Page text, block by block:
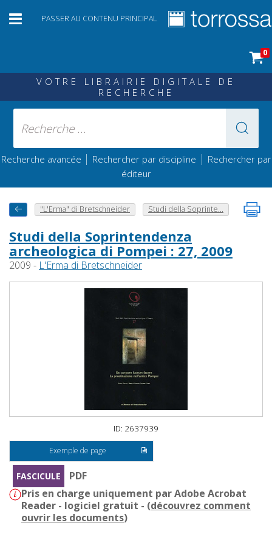
PASSER AU CONTENU PRINCIPAL
0
VOTRE LIBRAIRIE DIGITALE DE
RECHERCHE
Recherche avancée | Rechercher par discipline | Rechercher par
éditeur
"L'Erma" di Bretschneider Studi della Soprinte...
Studi della Soprintendenza
archeologica di Pompei : 27, 2009
2009 - L'Erma di Bretschneider
ID: 2637939
Exemple de page
FASCICULE
PDF
Pris en charge uniquement par Adobe Acrobat
Reader - logiciel gratuit - (découvrez comment
ouvrir les documents)